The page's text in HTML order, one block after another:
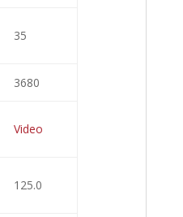
35
3680
Video
125.0